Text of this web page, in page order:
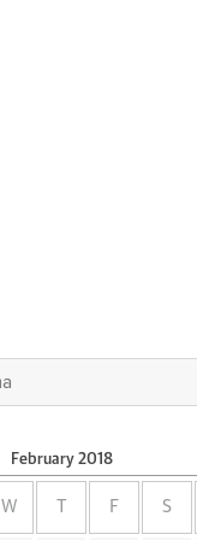
February 2018
W F S